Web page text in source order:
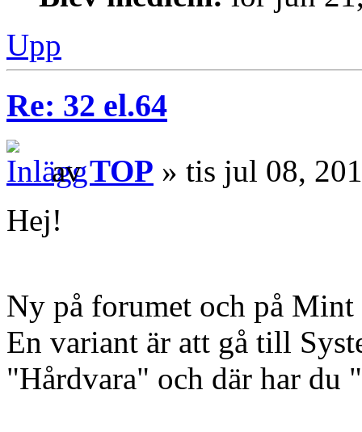
Upp
Re: 32 el.64
avTOP » tis jul 08,
Hej!
Ny på forumet och på Mint
En variant är att gå till
"Hårdvara" och där har du